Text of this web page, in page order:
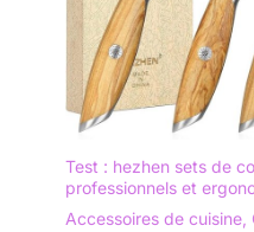
Test : hezhen sets de
professionnels et
Accessoires de cuisine